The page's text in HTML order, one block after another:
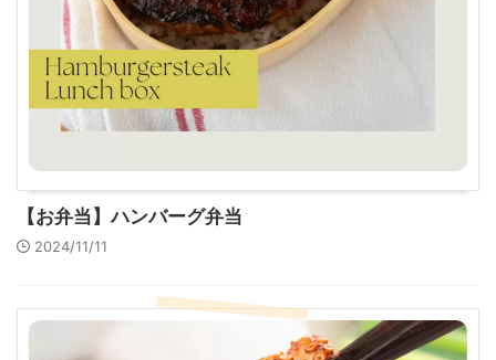
【お弁当】ハンバーグ弁当
2024/11/11